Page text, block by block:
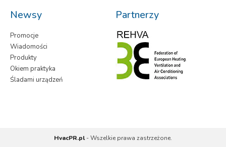
Newsy
Promocje
Wiadomości
Produkty
Okiem praktyka
Śladami urządzeń
Partnerzy
HvacPR.pl- Wszelkie prawa zastrzeżone.